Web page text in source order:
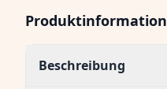
Produktinformation
Beschreibung